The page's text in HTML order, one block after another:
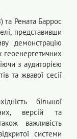
та Рената Баррос
представивши
демонстрацію
геоенергетичних
з аудиторією
та жвавої сесії
більшої
версій та
важливість
системи